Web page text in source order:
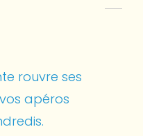
rouvre ses
apéros